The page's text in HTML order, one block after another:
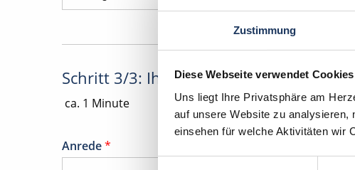
Zustimmung
Diese Webseite verwendet Cookies
Uns liegt Ihre Privatsphäre am
auf unsere Website zu
einsehen für welche Aktivitäten wir
Schritt 3/3: Ihre Daten
ca. 1 Minute
Anrede*